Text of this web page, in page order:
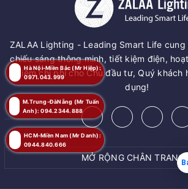
ZALAA Lighting - Leading Smart Life
chiếu sáng thông minh, tiết kiệm điện,
kiệm chi phí cho Chủ đầu tư, Quý
dụng!
MỞ RỘNG CHÂN TRANG
HCM-Miền Nam (Mr Danh):
0944.840.666
Hà Nội-Miền Bắc (Mr Hiệp):
0971.043.999
M.Trung-ĐàNẵng (Mr Tuấn
Anh): 094.2344.888